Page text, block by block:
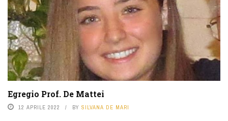
Egregio Prof. De Mattei
12 APRILE 2022 BY SILVANA DE MARI